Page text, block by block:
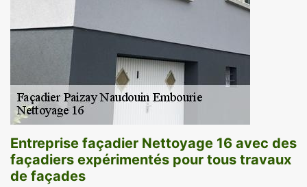
Entreprise façadier Nettoyage 16 avec des
façadiers expérimentés pour tous travaux
de façades